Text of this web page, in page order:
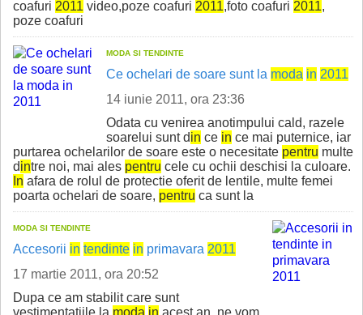
coafuri 2011 video,poze coafuri 2011,foto coafuri 2011,
poze coafuri
MODA SI TENDINTE
Ce ochelari de soare sunt la moda in 2011
14 iunie 2011, ora 23:36
Odata cu venirea anotimpului cald, razele
soarelui sunt din ce in ce mai puternice, iar
purtarea ochelarilor de soare este o necesitate pentru multe
dintre noi, mai ales pentru cele cu ochii deschisi la culoare.
In afara de rolul de protectie oferit de lentile, multe femei
poarta ochelari de soare, pentru ca sunt la
MODA SI TENDINTE
Accesorii in tendinte in primavara 2011
17 martie 2011, ora 20:52
Dupa ce am stabilit care sunt
vestimentatiile la moda in acest an, ne vom